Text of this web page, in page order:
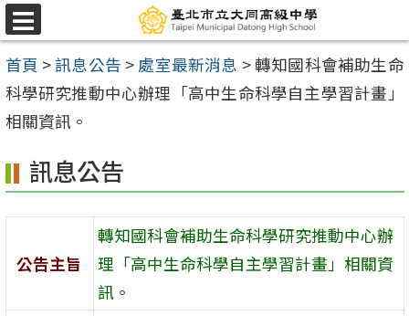
跳
至
主
要
內
區
選
單
首頁 >訊息公告 > 處室最新消息 >轉知國科會補助生命
科學研究推動中心辦理「高中生命科學自主學習計畫」
相關資訊。
訊息公告
公告主旨
轉知國科會補助生命科學研究推動中心辦
理「高中生命科學自主學習計畫」相關資
訊。